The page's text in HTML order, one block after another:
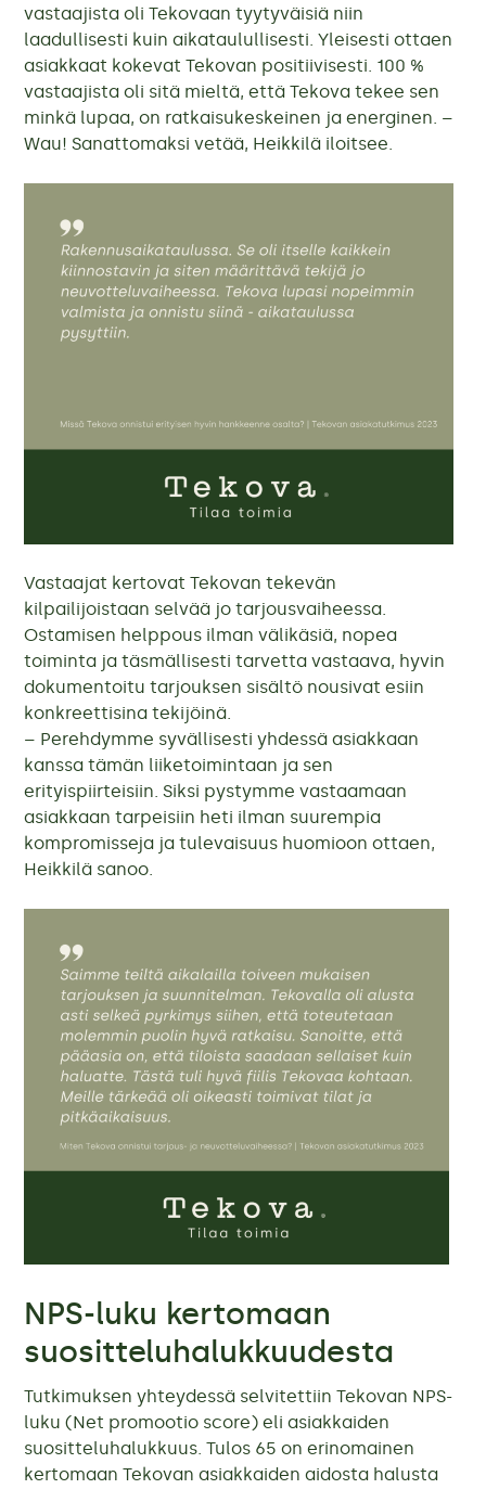
vastaajista oli Tekovaan tyytyväisiä niin
laadullisesti kuin aikataulullisesti. Yleisesti ottaen
asiakkaat kokevat Tekovan positiivisesti. 100 %
vastaajista oli sitä mieltä, että Tekova tekee sen
minkä lupaa, on ratkaisukeskeinen ja energinen. –
Wau! Sanattomaksi vetää, Heikkilä iloitsee.
Vastaajat kertovat Tekovan tekevän
kilpailijoistaan selvää jo tarjousvaiheessa.
Ostamisen helppous ilman välikäsiä, nopea
toiminta ja täsmällisesti tarvetta vastaava, hyvin
dokumentoitu tarjouksen sisältö nousivat esiin
konkreettisina tekijöinä.
– Perehdymme syvällisesti yhdessä asiakkaan
kanssa tämän liiketoimintaan ja sen
erityispiirteisiin. Siksi pystymme vastaamaan
asiakkaan tarpeisiin heti ilman suurempia
kompromisseja ja tulevaisuus huomioon ottaen,
Heikkilä sanoo.
NPS-luku kertomaan
suositteluhalukkuudesta
Tutkimuksen yhteydessä selvitettiin Tekovan NPS-
luku (Net promootio score) eli asiakkaiden
suositteluhalukkuus. Tulos 65 on erinomainen
kertomaan Tekovan asiakkaiden aidosta halusta